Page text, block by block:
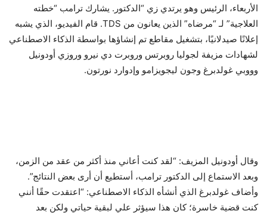
الأربعاء، الرئيس وهو يرتدي زي “الدكتور. يشارك ترامب “خطته
العلاجية” لـ “مرضاه” الذين يعانون من TDS. قام الفيديو، الذي يشبه
إعلانًا صيدلانيًا، بتشغيل مقاطع تم إنشاؤها بواسطة الذكاء الاصطناعي
لشهادات مزيفة لجوليا روبرتس وروبرت دي نيرو وروزي أودونيل
وووبي غولدبرغ وجون ليجويزامو وإدوارد نورتون.
وقال أودونيل المزيف: “لقد كنت أعاني منذ أكثر من عقد من الزمن،
وبعد الاستماع إلى الدكتور ترامب، أستطيع أن أرى بعض النتائج”.
وأضاف غولدبرغ الذي أنشأه الذكاء الاصطناعي: “اعتقدت حقًا أنني
كنت قضية خاسرة؛ كان هذا سيؤثر علي لبقية حياتي ولكن بعد